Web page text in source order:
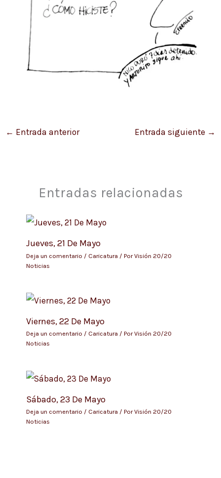
← Entrada anterior Entrada siguiente →
Entradas relacionadas
Jueves, 21 De Mayo
Deja un comentario / Caricatura / PorVisión 20/20
Noticias
Viernes, 22 De Mayo
Deja un comentario / Caricatura / PorVisión 20/20
Noticias
Sábado, 23 De Mayo
Deja un comentario / Caricatura / PorVisión 20/20
Noticias